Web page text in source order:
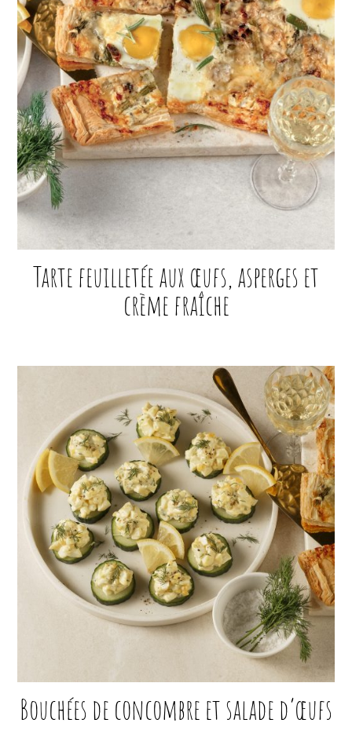
Tarte feuilletée aux œufs, asperges et
crème fraîche
Bouchées de concombre et salade d’œufs